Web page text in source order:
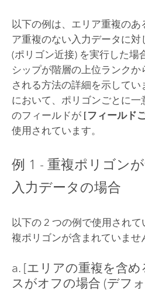
以下の例は、エリア重複のあ
ア重複のない入力データに
(ポリゴン近接) を実行した場
シップが階層の上位ランク
される方法の詳細を示してい
において、ポリゴンごとに
のフィールドが [フィールド
使用されています。
例 1 - 重複ポリゴン
入力データの場合
以下の 2 つの例で使用され
複ポリゴンが含まれていませ
a. [エリアの重複を含
スがオフの場合 (デフ